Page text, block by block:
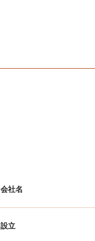
会社名
設立